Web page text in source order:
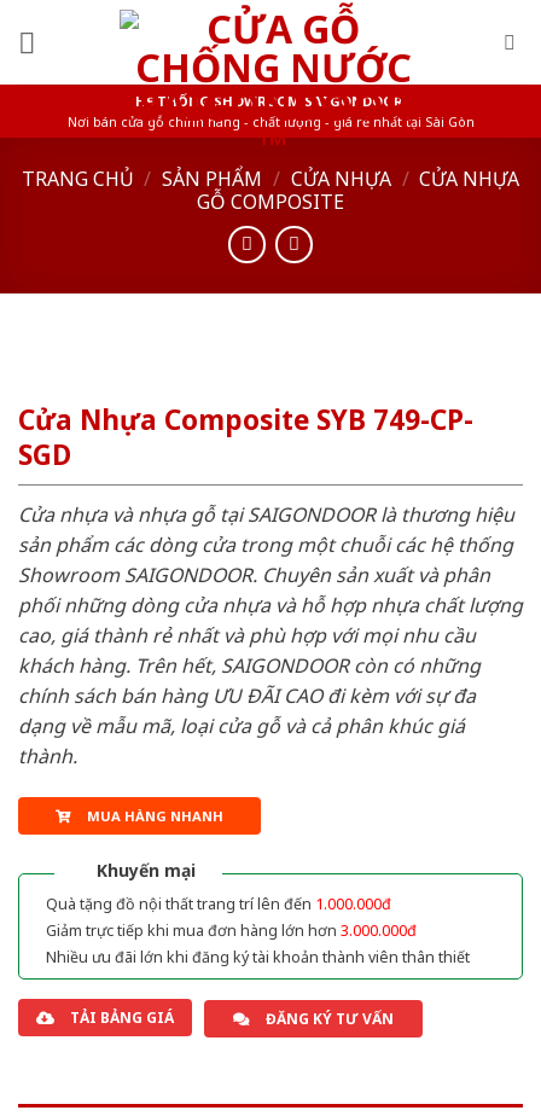
HỆ THỐNG SHOWROOM SAIGONDOOR
Nơi bán cửa gỗ chính hãng - chất lượng - giá rẻ nhất tại Sài Gòn
TRANG CHỦ / SẢN PHẨM / CỬA NHỰA / CỬA NHỰA
GỖ COMPOSITE
Cửa Nhựa Composite SYB 749-CP-
SGD
Cửa nhựa và nhựa gỗ tại SAIGONDOOR là thương hiệu
sản phẩm các dòng cửa trong một chuỗi các hệ thống
Showroom SAIGONDOOR. Chuyên sản xuất và phân
phối những dòng cửa nhựa và hỗ hợp nhựa chất lượng
cao, giá thành rẻ nhất và phù hợp với mọi nhu cầu
khách hàng. Trên hết, SAIGONDOOR còn có những
chính sách bán hàng ƯU ĐÃI CAO đi kèm với sự đa
dạng về mẫu mã, loại cửa gỗ và cả phân khúc giá
thành.
MUA HÀNG NHANH
Khuyến mại
Quà tặng đồ nội thất trang trí lên đến 1.000.000đ
Giảm trực tiếp khi mua đơn hàng lớn hơn 3.000.000đ
Nhiều ưu đãi lớn khi đăng ký tài khoản thành viên thân thiết
TẢI BẢNG GIÁ ĐĂNG KÝ TƯ VẤN